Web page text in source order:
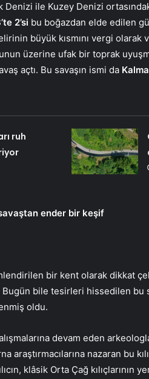
Denizi ile Kuzey Denizi
2’si bu boğazdan elde edilen
büyük kısmını vergi
üzerine ufak bir toprak
açtı. Bu savaşın ismi da
ruh
ender bir keşif
bir kent olarak dikkat
Bugün bile tesirleri hissedilen
oldu.
devam eden
araştırmacılarına nazaran bu
klâsik Orta Çağ kılıçlarının